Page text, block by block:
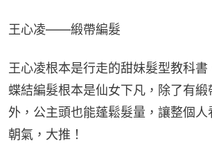
王心凌——緞帶編髮
王心凌根本是行走的甜妹髮型教科書
蝶結編髮根本是仙女下凡，除了有
外，公主頭也能蓬鬆髮量，讓整個人
朝氣，大推！